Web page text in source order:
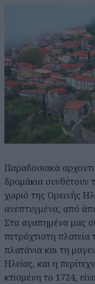
Παραδοσιακά
δρομάκια συνθέτουν
χωριό της Ορεινής
ανεπτυγμένα, από
Στα αγαπημένα μας
πετρόχτιστη
πλατάνια και τη
Ηλείας, και η
κτισμένη το 1724,